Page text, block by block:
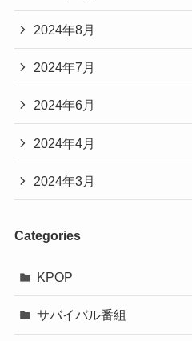
2024年8月
2024年7月
2024年6月
2024年4月
2024年3月
Categories
KPOP
サバイバル番組